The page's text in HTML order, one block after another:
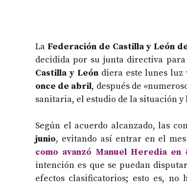
La Federación de Castilla y León
decidida por su junta directiva
Castilla y Leóndiera este lunes luz
once de abril, después de
sanitaria, el estudio de la situación y
Según el acuerdo alcanzado, las
junio, evitando así entrar en el
como avanzó Manuel Heredia en
intención es que se puedan disputar
efectos clasificatorios; esto es, no